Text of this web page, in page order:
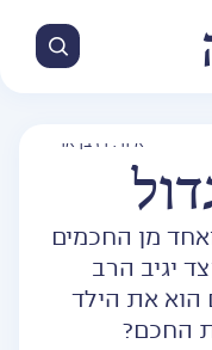
איור: רז בן ארי
מן החכמים
יגיב הרב
הוא את הילד
החכם?